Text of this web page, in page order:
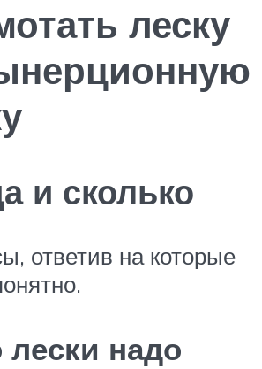
леску
и сколько
ответив на которые
надо